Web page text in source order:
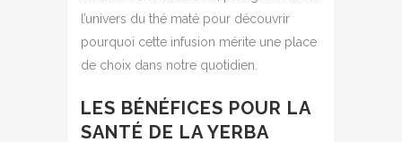
l’univers du thé maté pour découvrir
pourquoi cette infusion mérite une place
de choix dans notre quotidien.
LES BÉNÉFICES POUR LA
SANTÉ DE LA YERBA